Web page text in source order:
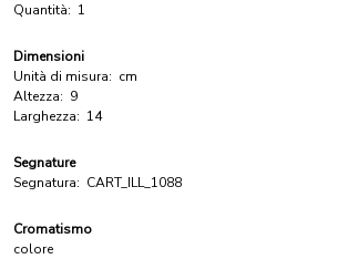
Quantità: 1
Dimensioni
Unità di misura: cm
Altezza: 9
Larghezza: 14
Segnature
Segnatura: CART_ILL_1088
Cromatismo
colore